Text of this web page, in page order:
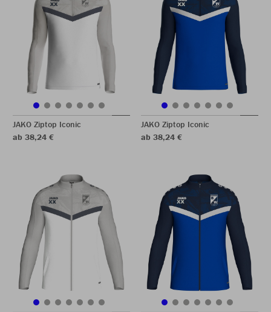
JAKO Ziptop Iconic
ab 38,24 €
JAKO Ziptop Iconic
ab 38,24 €